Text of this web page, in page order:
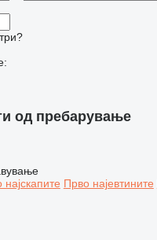
од пребарување
најскапите Прво најевтините